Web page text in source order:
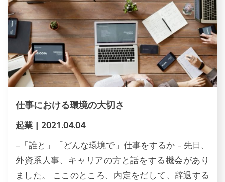
仕事における環境の大切さ
起業 | 2021.04.04
–「誰と」「どんな環境で」仕事をするか – 先日、
外資系人事、キャリアの方と話をする機会があり
ました。 ここのところ、内定をだして、辞退する